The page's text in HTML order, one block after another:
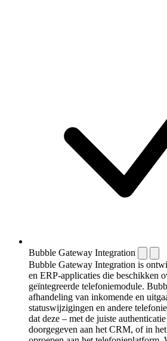
Bubble Gateway Integration
Bubble Gateway Integration is
en ERP-applicaties die beschikken
geïntegreerde telefoniemodule.
afhandeling van inkomende en
statuswijzigingen en andere
dat deze – met de juiste
doorgegeven aan het CRM, of in